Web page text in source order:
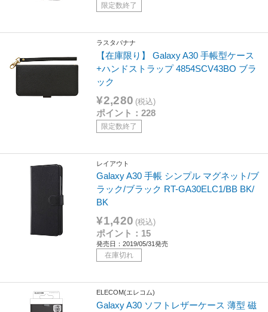
限定数終了
ラスタバナナ
【在庫限り】 Galaxy A30 手帳型ケース
+ハンドストラップ 4854SCV43BO ブラ
ック
¥2,280 (税込)
ポイント：228
限定数終了
レイアウト
Galaxy A30 手帳 シンプル マグネット/ブ
ラック/ブラック RT-GA30ELC1/BB BK/
BK
¥1,420 (税込)
ポイント：15
発売日：2019/05/31発売
在庫切れ
ELECOM(エレコム)
Galaxy A30 ソフトレザーケース 薄型 磁